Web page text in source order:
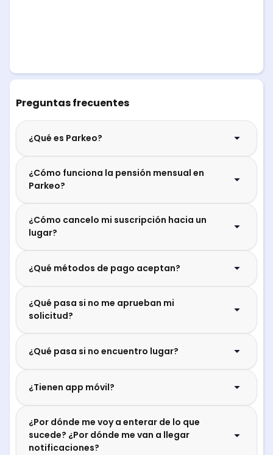
Preguntas frecuentes
¿Qué es Parkeo?
¿Cómo funciona la pensión mensual en
Parkeo?
¿Cómo cancelo mi suscripción hacia un
lugar?
¿Qué métodos de pago aceptan?
¿Qué pasa si no me aprueban mi
solicitud?
¿Qué pasa si no encuentro lugar?
¿Tienen app móvil?
¿Por dónde me voy a enterar de lo que
sucede? ¿Por dónde me van a llegar
notificaciones?